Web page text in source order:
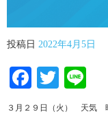
投稿日 2022年4月5日
Facebook
３月２９日（火） 天気